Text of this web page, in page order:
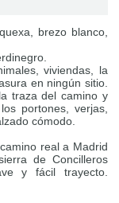
brezo blanco,
viviendas, la
en ningún sitio.
traza del camino y
portones, verjas,
cómodo.
real a Madrid
de Concilleros
y fácil trayecto.